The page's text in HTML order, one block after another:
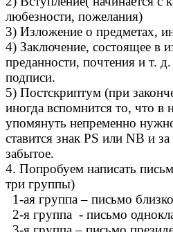
любезности, пожелания)
3) Изложение о предметах,
4) Заключение, состоящее в
преданности, почтения и т.
подписи.
5) Постскриптум (при
иногда вспомнится то, что в
упомянуть непременно
ставится знак PS или NB и
забытое.
4. Попробуем написать
три группы)
1-ая группа – письмо
2-я группа - письмо